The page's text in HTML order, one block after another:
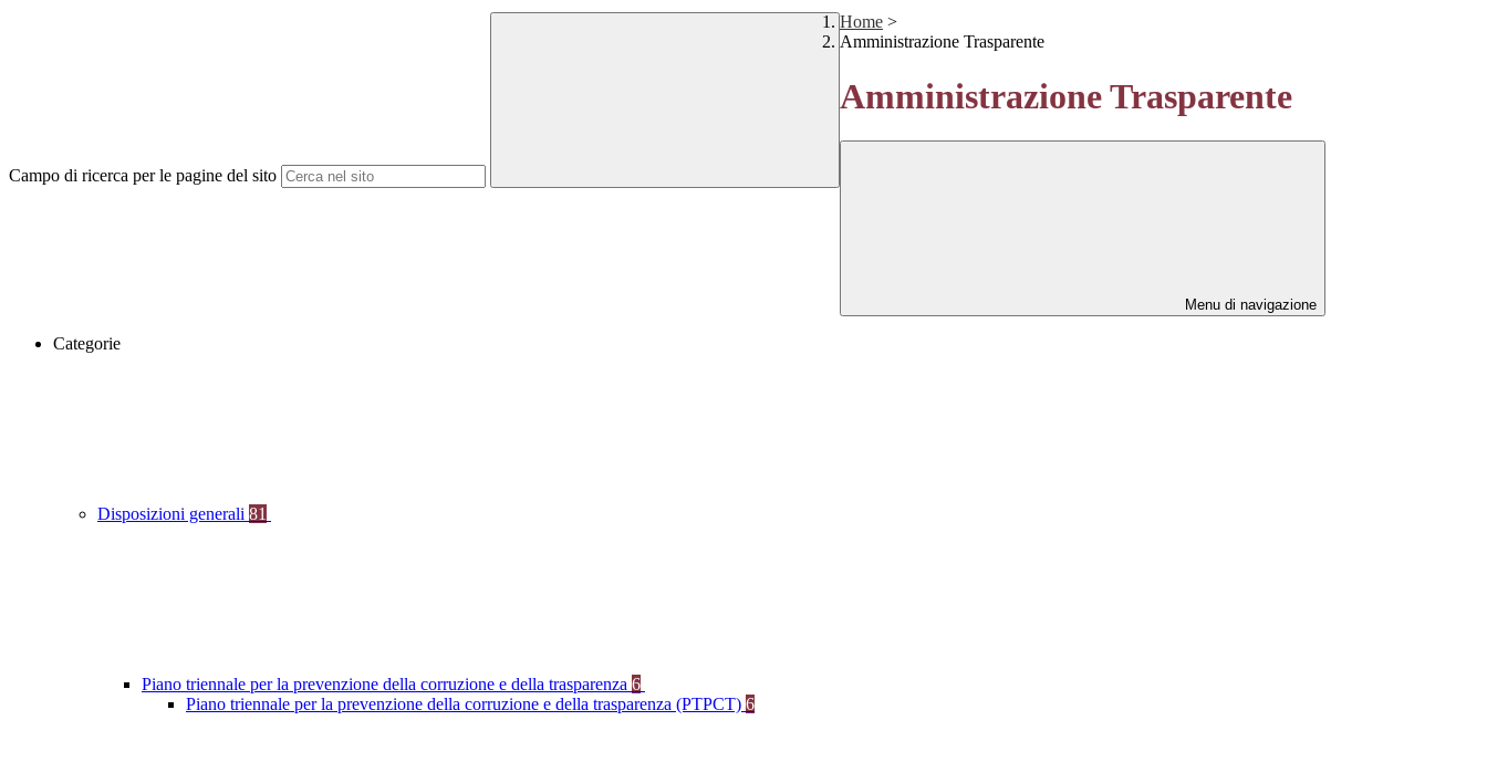
Campo di ricerca per le pagine del sito
Home >
Amministrazione Trasparente
Amministrazione Trasparente
Menu di navigazione
Categorie
Disposizioni generali 81
Piano triennale per la prevenzione della corruzione e della trasparenza 6
Piano triennale per la prevenzione della corruzione e della trasparenza (PTPCT) 6